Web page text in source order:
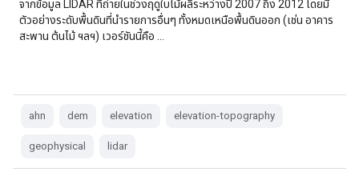
จากข้อมูล LIDAR ที่ถ่ายในช่วงฤดูใบไม้ผลิระหว่างปี 2007 ถึง 2012 โดยมี
ตัวอย่างระดับพื้นดินที่นำรายการอื่นๆ ทั้งหมดเหนือพื้นดินออก (เช่น อาคาร
สะพาน ต้นไม้ ฯลฯ) เวอร์ชันนี้คือ …
ahn dem elevation elevation-topography
geophysical lidar